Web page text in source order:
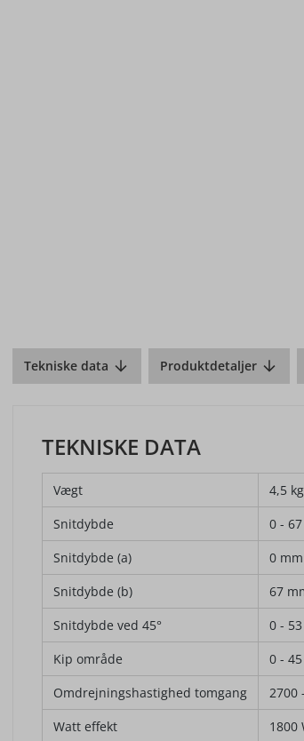
Tekniske data Produktdetaljer
TEKNISKE DATA
Vægt
4,5 kg
Snitdybde
0 -
Snitdybde (a)
0 mm
Snitdybde (b)
67
Snitdybde ved 45°
0 -
Kip område
0 - 45
Omdrejningshastighed tomgang
2700
Watt effekt
1800